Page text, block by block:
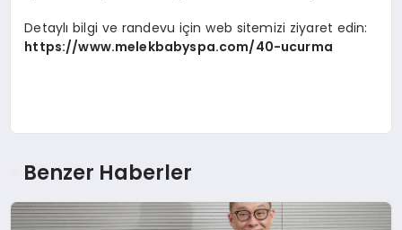
Detaylı bilgi ve randevu için web sitemizi ziyaret edin:
https://www.melekbabyspa.com/40-ucurma
Benzer Haberler